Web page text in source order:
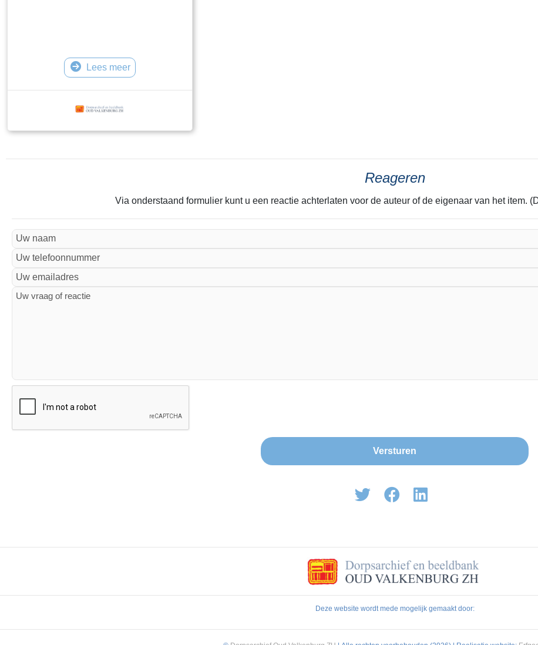
Lees meer
Reageren
Via onderstaand formulier kunt u een reactie achterlaten voor de auteur of de eigenaar van het item.
Deze website wordt mede mogelijk gemaakt door: